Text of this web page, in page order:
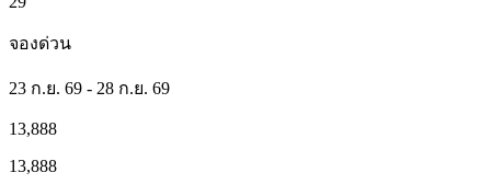
จองด่วน
23 ก.ย. 69 - 28 ก.ย. 69
13,888
13,888